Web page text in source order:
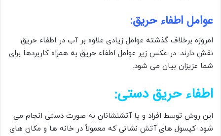
عوامل اطفاء حریق:
امروزه برخلاف گذشته عوامل زیادی علاوه بر آب در اطفاء حریق
نقش دارند. در عکس زیر عوامل اطفاء حریق به همراه کاربردها برای
شما عزیزان بیان می شود.
اطفاء حریق دستی:
این روش توسط افراد و یا آتشنشانان به صورت دستی انجام می
شود. کپسول های آتش نشانی که معمولاً در خانه ها و مکان های